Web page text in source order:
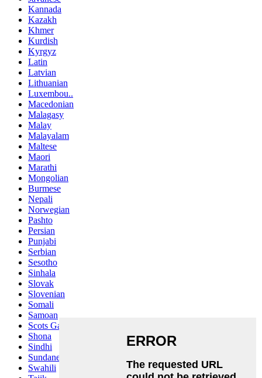
Kannada
Kazakh
Khmer
Kurdish
Kyrgyz
Latin
Latvian
Lithuanian
Luxembou..
Macedonian
Malagasy
Malay
Malayalam
Maltese
Maori
Marathi
Mongolian
Burmese
Nepali
Norwegian
Pashto
Persian
Punjabi
Serbian
Sesotho
Sinhala
Slovak
Slovenian
Somali
Samoan
Scots Gaelic
Shona
Sindhi
Sundanese
Swahili